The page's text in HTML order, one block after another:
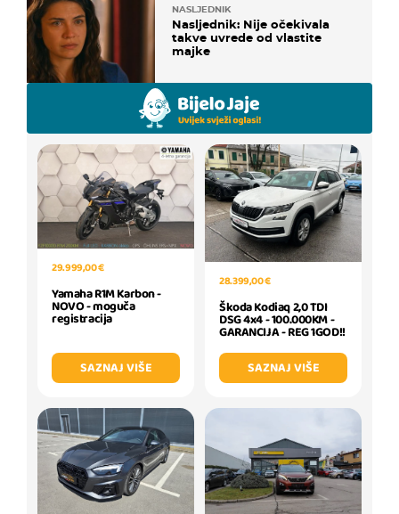
NASLJEDNIK
Nasljednik: Nije očekivala
takve uvrede od vlastite
majke
29.999,00 €
Yamaha R1M Karbon -
NOVO - moguča
registracija
SAZNAJ VIŠE
28.399,00 €
Škoda Kodiaq 2,0 TDI
DSG 4x4 - 100.000KM -
GARANCIJA - REG 1GOD!!
SAZNAJ VIŠE